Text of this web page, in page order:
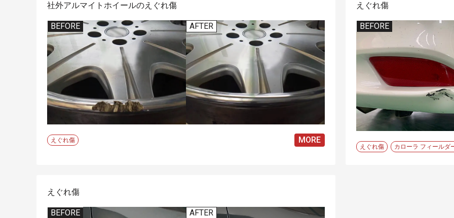
デントリペア（へこみ修理） 自動車内装修理 レザー修理
社外アルマイトホイールのえぐれ傷
BEFORE AFTER
えぐれ傷 MORE
えぐれ傷
BEFORE
えぐれ傷 カローラ フィールダ
えぐれ傷
BEFORE AFTER